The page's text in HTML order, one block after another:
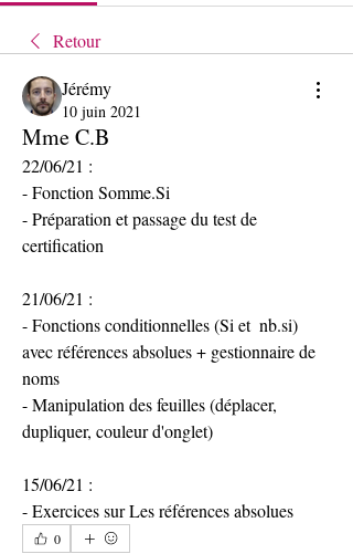
Retour
Jérémy
10 juin 2021
Mme C.B
22/06/21 :
- Fonction Somme.Si
- Préparation et passage du test de
certification
21/06/21 :
- Fonctions conditionnelles (Si et  nb.si)
avec références absolues + gestionnaire de
noms
- Manipulation des feuilles (déplacer,
dupliquer, couleur d'onglet)
15/06/21 :
- Exercices sur Les références absolues
0